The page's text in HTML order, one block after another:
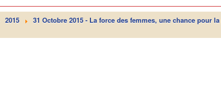
2015
31 Octobre 2015 - La force des femmes, une chance pour